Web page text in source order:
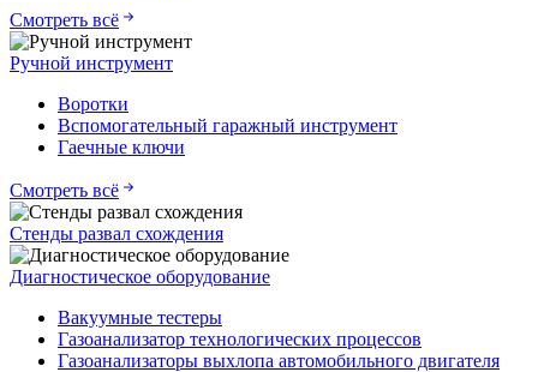
Смотреть всё
Ручной инструмент
Воротки
Вспомогательный гаражный инструмент
Гаечные ключи
Смотреть всё
Стенды развал схождения
Диагностическое оборудование
Вакуумные тестеры
Газоанализатор технологических процессов
Газоанализаторы выхлопа автомобильного двигателя